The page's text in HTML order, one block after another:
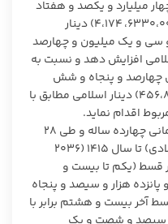
میلیارد و یکصد و هفتاد
و چهار میلیون و ششصد و سی هزار (۶٣۳۰،۰۰۰، ۴،١٧۴) دینار
سی و یک میلیون و چهارصد
دینار اسلامی افزایش دهد و نسبت به
چهارصد و پنجاه و شش
میلیون و هشتصد و سی هزار (۴۵۶،۸۳۰،۰۰۰) دینار اسلامی مطابق با
اقدام نماید.
اقساط این افزایش سرمایه در یک بازه زمانی چهارده ساله و طی ۲۸
قسط شش ماهه از سال ۱۴۰۱ (۲۰۲۳ میلادی) تا سال ۱۴۱۵ (۲۰۳۶
قسط (یکم تا بیست و
هزار و سیصد و پنجاه
اسلامی و قسط آخر بیست و هشتم برابر با
و سیصد و شصت و یک